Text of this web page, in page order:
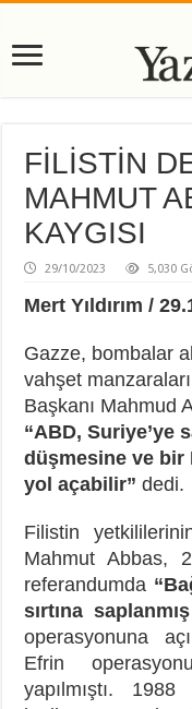
FİLİSTİN
MAHMUT
KAYGISI
29/10/2023 5,030
Mert Yıldırım /
Gazze, bombalar
vahşet
Başkanı Mahmud
“ABD, Suriye’ye
düşmesine ve bir
yol açabilir” dedi.
Filistin
Mahmut Abbas,
referandumda
sırtına
operasyonuna
Efrin
yapılmıştı.